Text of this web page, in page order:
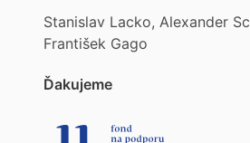
Stanislav Lacko, Alexander
František Gago
Ďakujeme